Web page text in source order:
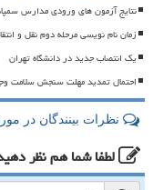
نتایج آزمون های ورودی مدارس
زمان نام نویسی مرحله دوم نقل و
یک انتصاب جدید در دانشگاه تهران
احتمال تمدید مهلت سنجش سلامت
نظرات بینندگان در
لطفا شما همنظر